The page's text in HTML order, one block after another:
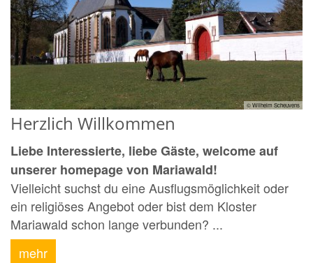
© Wilhelm Scheuvens
Herzlich Willkommen
Liebe Interessierte, liebe Gäste, welcome auf
unserer homepage von Mariawald!
Vielleicht suchst du eine Ausflugsmöglichkeit oder
ein religiöses Angebot oder bist dem Kloster
Mariawald schon lange verbunden? ...
mehr